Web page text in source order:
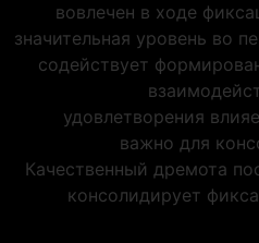
вовлечен в ходе
значительная уровень во
содействует
удовлетворения
важно для
Качественный дремота
консолидирует